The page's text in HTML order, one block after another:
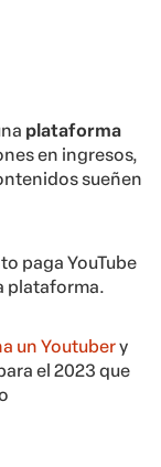
plataforma
en ingresos,
sueñen
paga YouTube
plataforma.
un Youtubery
el 2023 que